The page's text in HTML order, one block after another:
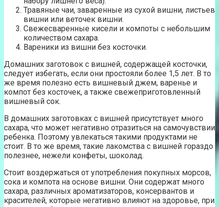
Травяные чаи, заваренные из сухой вишни, листьев
вишни или веточек вишни.
Свежесваренные кисели и компоты с небольшим
количеством сахара.
Вареники из вишни без косточки.
Домашних заготовок с вишней, содержащей косточки,
следует избегать, если они простояли более 1,5 лет. В то
же время полезно есть вишневый джем, варенье и
компот без косточек, а также свежеприготовленный
вишневый сок.
В домашних заготовках с вишней присутствует много
сахара, что может негативно отразиться на самочувствии
ребенка. Поэтому увлекаться такими продуктами не
стоит. В то же время, такие лакомства с вишней гораздо
полезнее, нежели конфеты, шоколад.
Стоит воздержаться от употребления покупных морсов,
сока и компота на основе вишни. Они содержат много
сахара, различных ароматизаторов, консервантов и
красителей, которые негативно влияют на здоровье, при